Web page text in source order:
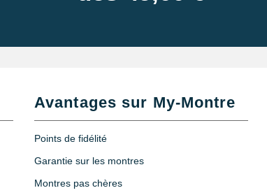
Avantages sur My-Montre
Points de fidélité
Garantie sur les montres
Montres pas chères